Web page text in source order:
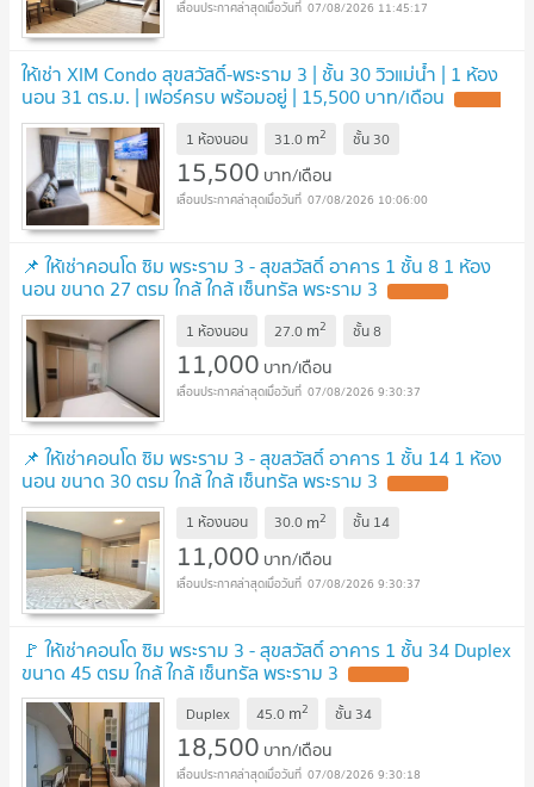
07/08/2026 11:45:17
ให้เช่า XIM Condo สุขสวัสดิ์-พระราม 3 | ชั้น 30 วิวแม่น้ำ | 1 ห้อง
นอน 31 ตร.ม. | เฟอร์ครบ พร้อมอยู่ | 15,500 บาท/เดือน
1 ห้องนอน 31.0 m2 ชั้น 30
15,500 บาท/เดือน
07/08/2026 10:06:00
📌 ให้เช่าคอนโด ซิม พระราม 3 - สุขสวัสดิ์ อาคาร 1 ชั้น 8 1 ห้อง
นอน ขนาด 27 ตรม ใกล้ ใกล้ เซ็นทรัล พระราม 3
1 ห้องนอน 27.0 m2 ชั้น8
11,000 บาท/เดือน
07/08/2026 9:30:37
📌 ให้เช่าคอนโด ซิม พระราม 3 - สุขสวัสดิ์ อาคาร 1 ชั้น 14 1 ห้อง
นอน ขนาด 30 ตรม ใกล้ ใกล้ เซ็นทรัล พระราม 3
1 ห้องนอน 30.0 m2 ชั้น 14
11,000 บาท/เดือน
07/08/2026 9:30:37
🚩 ให้เช่าคอนโด ซิม พระราม 3 - สุขสวัสดิ์ อาคาร 1 ชั้น 34 Duplex
ขนาด 45 ตรม ใกล้ ใกล้ เซ็นทรัล พระราม 3
Duplex 45.0 m2 ชั้น 34
18,500 บาท/เดือน
07/08/2026 9:30:18